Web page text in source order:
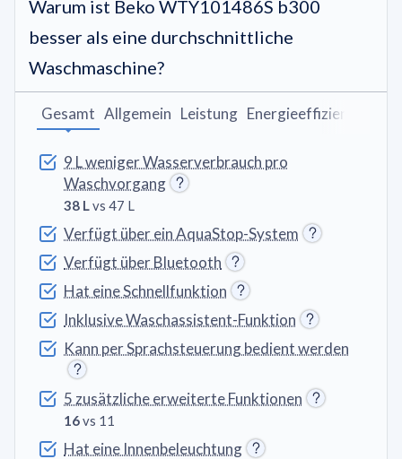
Warum ist Beko WTY101486S b300
besser als eine durchschnittliche
Waschmaschine?
9 L weniger Wasserverbrauch pro
Waschvorgang
38 Lvs 47 L
Verfügt über ein AquaStop-System
Verfügt über Bluetooth
Hat eine Schnellfunktion
Inklusive Waschassistent-Funktion
Kann per Sprachsteuerung bedient werden
5 zusätzliche erweiterte Funktionen
16vs 11
Hat eine Innenbeleuchtung
Gesamt Allgemein Leistung Energieeffizienz